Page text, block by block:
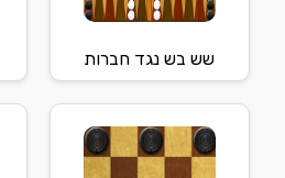
שש בש נגד חברות